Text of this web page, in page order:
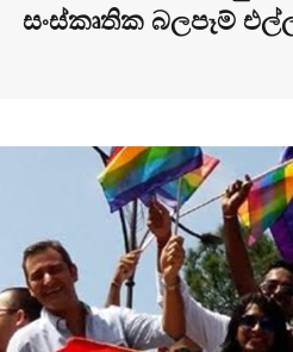
සංස්කෘතික බලපෑම්